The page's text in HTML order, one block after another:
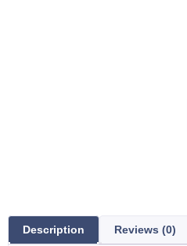
Description Reviews (0)